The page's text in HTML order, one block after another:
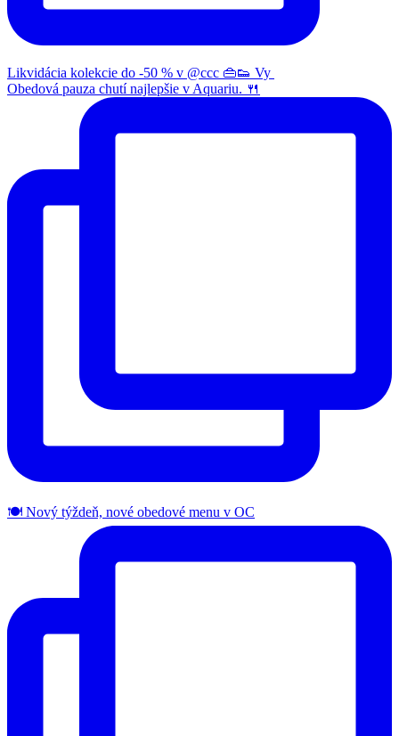
Likvidácia kolekcie do -50 % v @ccc 👜👟 Vy
Obedová pauza chutí najlepšie v Aquariu. 🍴
🍽️ Nový týždeň, nové obedové menu v OC